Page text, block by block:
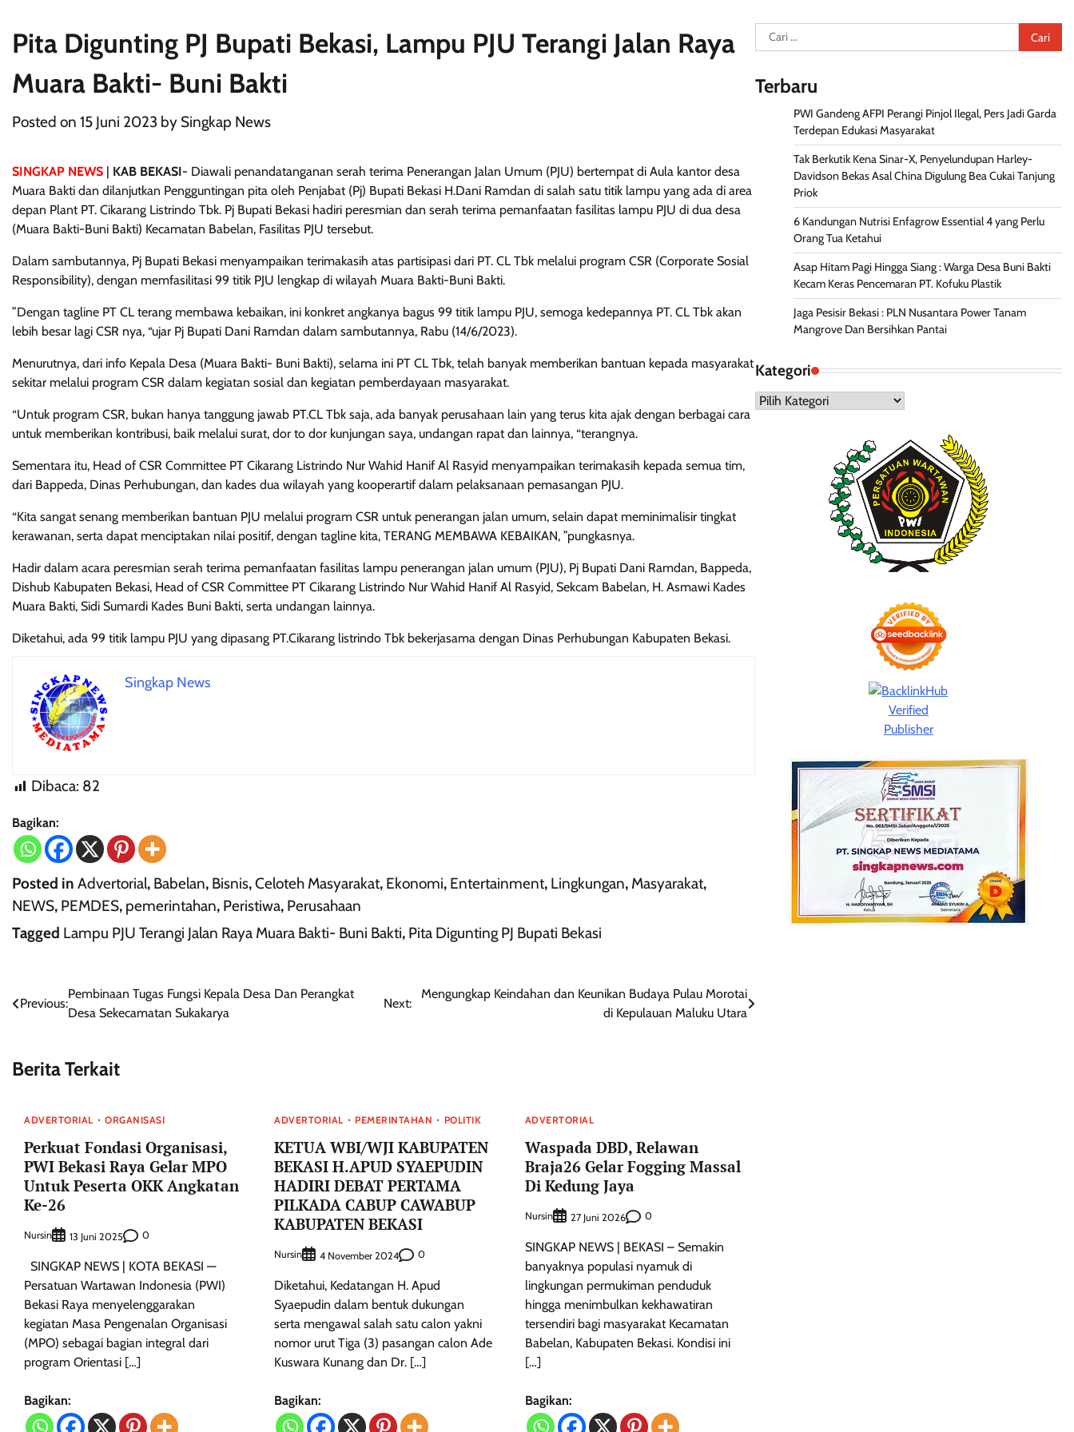
Pita Digunting PJ Bupati Bekasi, Lampu PJU Terangi Jalan Raya
Muara Bakti- Buni Bakti
Posted on 15 Juni 2023 by Singkap News
SINGKAP NEWS | KAB BEKASI- Diawali penandatanganan serah terima Penerangan Jalan Umum (PJU) bertempat di Aula kantor desa
Muara Bakti dan dilanjutkan Pengguntingan pita oleh Penjabat (Pj) Bupati Bekasi H.Dani Ramdan di salah satu titik lampu yang ada di area
depan Plant PT. Cikarang Listrindo Tbk. Pj Bupati Bekasi hadiri peresmian dan serah terima pemanfaatan fasilitas lampu PJU di dua desa
(Muara Bakti-Buni Bakti) Kecamatan Babelan, Fasilitas PJU tersebut.
Dalam sambutannya, Pj Bupati Bekasi menyampaikan terimakasih atas partisipasi dari PT. CL Tbk melalui program CSR (Corporate Sosial
Responsibility), dengan memfasilitasi 99 titik PJU lengkap di wilayah Muara Bakti-Buni Bakti.
”Dengan tagline PT CL terang membawa kebaikan, ini konkret angkanya bagus 99 titik lampu PJU, semoga kedepannya PT. CL Tbk akan
lebih besar lagi CSR nya, “ujar Pj Bupati Dani Ramdan dalam sambutannya, Rabu (14/6/2023).
Menurutnya, dari info Kepala Desa (Muara Bakti- Buni Bakti), selama ini PT CL Tbk, telah banyak memberikan bantuan kepada masyarakat
sekitar melalui program CSR dalam kegiatan sosial dan kegiatan pemberdayaan masyarakat.
“Untuk program CSR, bukan hanya tanggung jawab PT.CL Tbk saja, ada banyak perusahaan lain yang terus kita ajak dengan berbagai cara
untuk memberikan kontribusi, baik melalui surat, dor to dor kunjungan saya, undangan rapat dan lainnya, “terangnya.
Sementara itu, Head of CSR Committee PT Cikarang Listrindo Nur Wahid Hanif Al Rasyid menyampaikan terimakasih kepada semua tim,
dari Bappeda, Dinas Perhubungan, dan kades dua wilayah yang kooperartif dalam pelaksanaan pemasangan PJU.
“Kita sangat senang memberikan bantuan PJU melalui program CSR untuk penerangan jalan umum, selain dapat meminimalisir tingkat
kerawanan, serta dapat menciptakan nilai positif, dengan tagline kita, TERANG MEMBAWA KEBAIKAN, ”pungkasnya.
Hadir dalam acara peresmian serah terima pemanfaatan fasilitas lampu penerangan jalan umum (PJU), Pj Bupati Dani Ramdan, Bappeda,
Dishub Kabupaten Bekasi, Head of CSR Committee PT Cikarang Listrindo Nur Wahid Hanif Al Rasyid, Sekcam Babelan, H. Asmawi Kades
Muara Bakti, Sidi Sumardi Kades Buni Bakti, serta undangan lainnya.
Diketahui, ada 99 titik lampu PJU yang dipasang PT.Cikarang listrindo Tbk bekerjasama dengan Dinas Perhubungan Kabupaten Bekasi.
Singkap News
Dibaca: 82
Bagikan:
Posted in Advertorial, Babelan, Bisnis,Celoteh Masyarakat, Ekonomi, Entertainment, Lingkungan, Masyarakat,
NEWS, PEMDES, pemerintahan, Peristiwa, Perusahaan
Tagged Lampu PJU Terangi Jalan Raya Muara Bakti- Buni Bakti, Pita Digunting PJ Bupati Bekasi
Navigasi
Previous:
Pembinaan Tugas Fungsi Kepala Desa Dan Perangkat
Desa Sekecamatan Sukakarya
Next:
Mengungkap Keindahan dan Keunikan Budaya Pulau Morotai
di Kepulauan Maluku Utara
Berita Terkait
ADVERTORIAL ORGANISASI
Perkuat Fondasi Organisasi,
PWI Bekasi Raya Gelar MPO
Untuk Peserta OKK Angkatan
Ke-26
Nursin 13 Juni 2025 0
SINGKAP NEWS | KOTA BEKASI —
Persatuan Wartawan Indonesia (PWI)
Bekasi Raya menyelenggarakan
kegiatan Masa Pengenalan Organisasi
(MPO) sebagai bagian integral dari
program Orientasi […]
Bagikan:
ADVERTORIAL PEMERINTAHAN POLITIK
KETUA WBI/WJI KABUPATEN
BEKASI H.APUD SYAEPUDIN
HADIRI DEBAT PERTAMA
PILKADA CABUP CAWABUP
KABUPATEN BEKASI
Nursin 4 November 2024 0
Diketahui, Kedatangan H. Apud
Syaepudin dalam bentuk dukungan
serta mengawal salah satu calon yakni
nomor urut Tiga (3) pasangan calon Ade
Kuswara Kunang dan Dr. […]
Bagikan:
ADVERTORIAL
Waspada DBD, Relawan
Braja26 Gelar Fogging Massal
Di Kedung Jaya
Nursin 27 Juni 2026 0
SINGKAP NEWS | BEKASI – Semakin
banyaknya populasi nyamuk di
lingkungan permukiman penduduk
hingga menimbulkan kekhawatiran
tersendiri bagi masyarakat Kecamatan
Babelan, Kabupaten Bekasi. Kondisi ini
[…]
Bagikan:
Cari
untuk:
Terbaru
PWI Gandeng AFPI Perangi Pinjol Ilegal, Pers Jadi Garda
Terdepan Edukasi Masyarakat
Tak Berkutik Kena Sinar-X, Penyelundupan Harley-
Davidson Bekas Asal China Digulung Bea Cukai Tanjung
Priok
6 Kandungan Nutrisi Enfagrow Essential 4 yang Perlu
Orang Tua Ketahui
Asap Hitam Pagi Hingga Siang : Warga Desa Buni Bakti
Kecam Keras Pencemaran PT. Kofuku Plastik
Jaga Pesisir Bekasi : PLN Nusantara Power Tanam
Mangrove Dan Bersihkan Pantai
Kategori
Kategori